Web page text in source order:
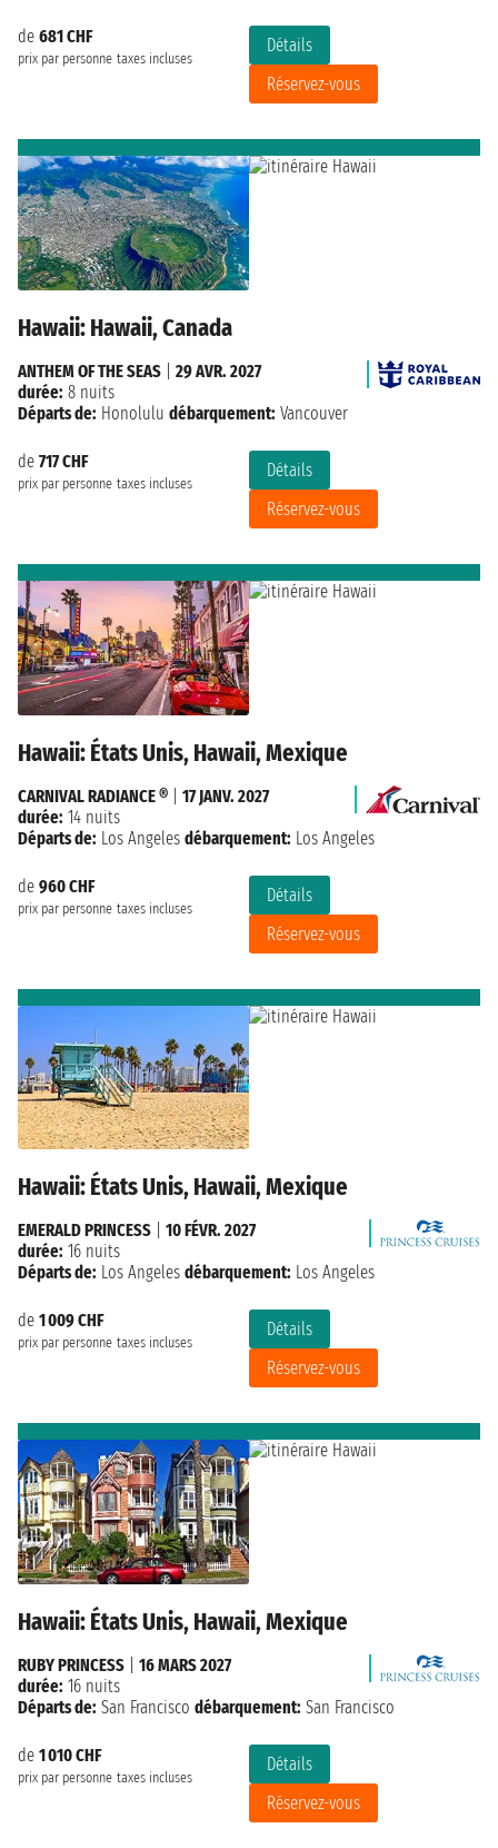
de 681 CHF
prix par personne taxes incluses
Détails
Réservez-vous
Hawaii: Hawaii, Canada
de 717 CHF
prix par personne taxes incluses
Détails
Réservez-vous
ANTHEM OF THE SEAS
29 AVR. 2027
durée: 8 nuits
Départs de: Honolulu débarquement: Vancouver
Hawaii: États Unis, Hawaii, Mexique
de 960 CHF
prix par personne taxes incluses
Détails
Réservez-vous
CARNIVAL RADIANCE ®
17 JANV. 2027
durée: 14 nuits
Départs de: Los Angeles débarquement: Los Angeles
Hawaii: États Unis, Hawaii, Mexique
de 1 009 CHF
prix par personne taxes incluses
Détails
Réservez-vous
EMERALD PRINCESS
10 FÉVR. 2027
durée: 16 nuits
Départs de: Los Angeles débarquement: Los Angeles
Hawaii: États Unis, Hawaii, Mexique
de 1 010 CHF
prix par personne taxes incluses
Détails
Réservez-vous
RUBY PRINCESS
16 MARS 2027
durée: 16 nuits
Départs de: San Francisco débarquement: San Francisco